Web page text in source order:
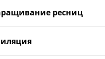
ресниц